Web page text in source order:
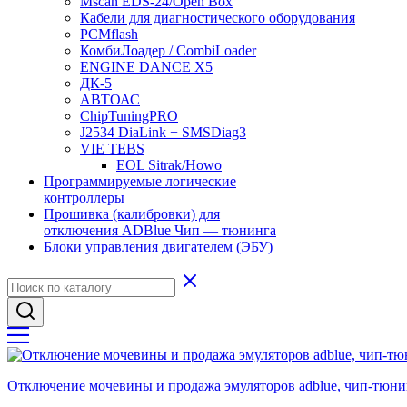
Кабели для диагностического оборудования
PCMflash
КомбиЛоадер / CombiLoader
ENGINE DANCE X5
ДК-5
АВТОАС
ChipTuningPRO
J2534 DiaLink + SMSDiag3
VIE TEBS
EOL Sitrak/Howo
Программируемые логические
контроллеры
Прошивка (калибровки) для
отключения ADBlue Чип — тюнинга
Блоки управления двигателем (ЭБУ)
Отключение мочевины и продажа эмуляторов adblue, чип-